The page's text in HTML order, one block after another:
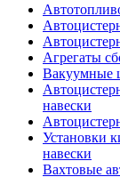
Агрегаты
Вакуумные
навески
Установки
навески
Вахтовые